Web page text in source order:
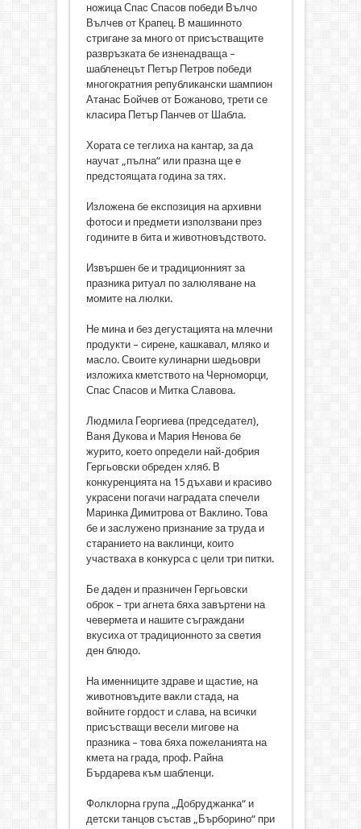
ножица Спас Спасов победи Вълчо
Вълчев от Крапец. В машинното
стригане за много от присъстващите
развръзката бе изненадваща –
шабленецът Петър Петров победи
многократния републикански шампион
Атанас Бойчев от Божаново, трети се
класира Петър Панчев от Шабла.
Хората се теглиха на кантар, за да
научат „пълна“ или празна ще е
предстоящата година за тях.
Изложена бе експозиция на архивни
фотоси и предмети използвани през
годините в бита и животновъдството.
Извършен бе и традиционният за
празника ритуал по залюляване на
момите на люлки.
Не мина и без дегустацията на млечни
продукти – сирене, кашкавал, мляко и
масло. Своите кулинарни шедьоври
изложиха кметството на Черноморци,
Спас Спасов и Митка Славова.
Людмила Георгиева (председател),
Ваня Дукова и Мария Ненова бе
журито, което определи най-добрия
Гергьовски обреден хляб. В
конкуренцията на 15 дъхави и красиво
украсени погачи наградата спечели
Маринка Димитрова от Ваклино. Това
бе и заслужено признание за труда и
старанието на ваклинци, които
участваха в конкурса с цели три питки.
Бе даден и празничен Гергьовски
оброк – три агнета бяха завъртени на
чевермета и нашите съграждани
вкусиха от традиционното за светия
ден блюдо.
На именниците здраве и щастие, на
животновъдите вакли стада, на
войните гордост и слава, на всички
присъстващи весели мигове на
празника – това бяха пожеланията на
кмета на града, проф. Райна
Бърдарева към шабленци.
Фолклорна група „Добруджанка“ и
детски танцов състав „Бърборино“ при